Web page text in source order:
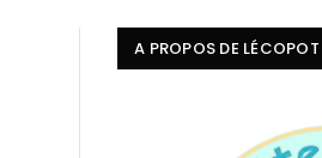
A PROPOS DE LÉCOPOT